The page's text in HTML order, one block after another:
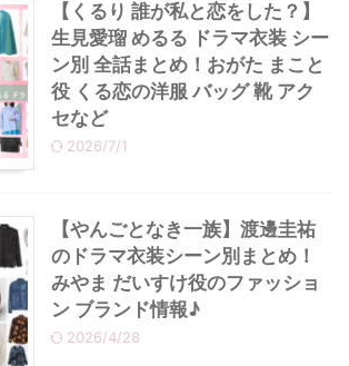
【くるり 誰が私と恋をした？】
生見愛瑠 めるる ドラマ衣装 シー
ン別 全話まとめ！おがた まこと
役 くる恋の洋服 バッグ 靴 アク
セなど
2026/7/1
【やんごとなき一族】渡邊圭祐
のドラマ衣装シーン別まとめ！
みやま だいすけ役のファッショ
ン ブランド情報♪
2026/4/28